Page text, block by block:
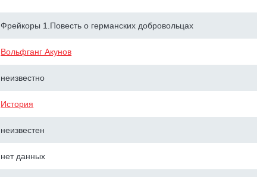
Фрейкоры 1.Повесть о германских добровольцах
Вольфганг Акунов
неизвестно
История
неизвестен
нет данных